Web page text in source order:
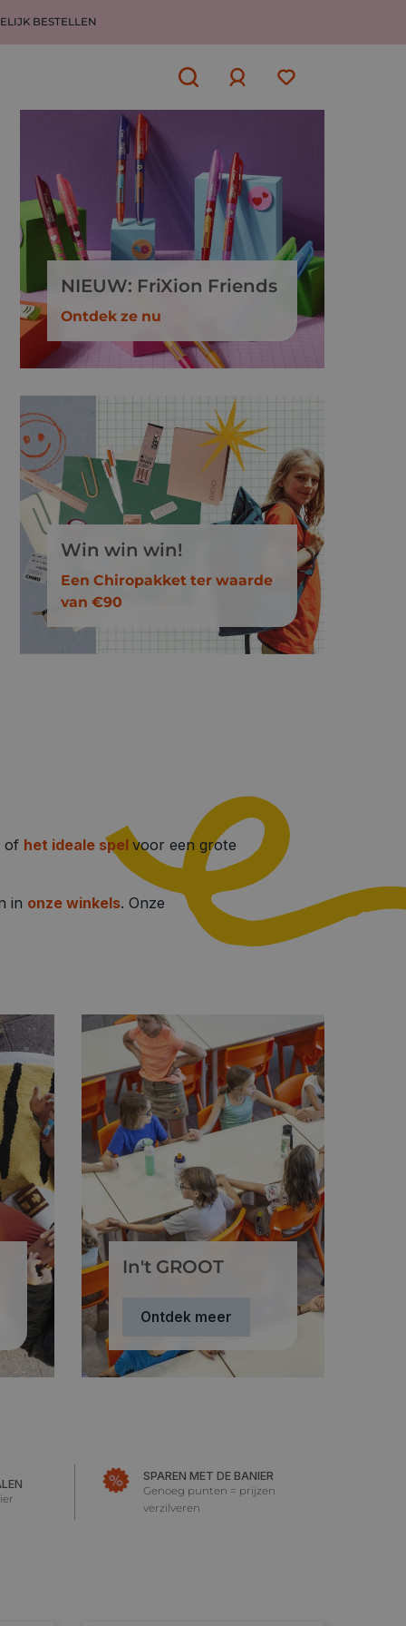
BESTELLEN
ofaanmelden
NIEUW: FriXion Friends
Ontdek ze nu
Win win win!
Een Chiropakket ter waarde
van €90
of het ideale spel voor een grote
in onze winkels. Onze
In't GROOT
Ontdek meer
SPAREN MET DE BANIER
Genoeg punten = prijzen
verzilveren